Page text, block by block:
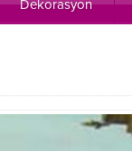
Dekorasyon